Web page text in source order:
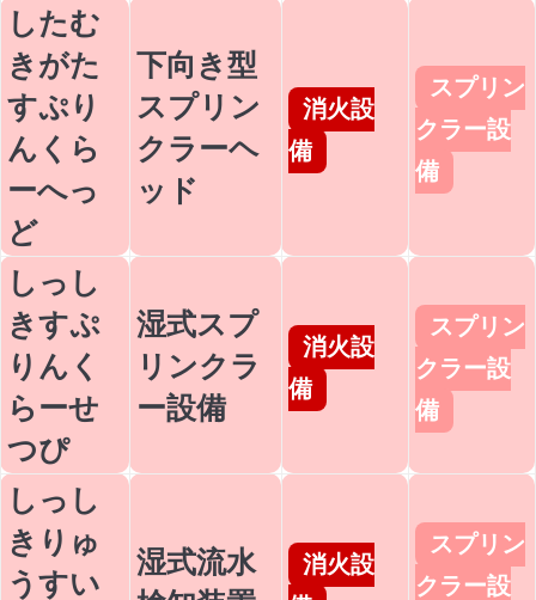
したむ
きがた
すぷり
んくら
ーへっ
ど
下向き型
スプリン
クラーヘ
ッド
消火設
備
スプリン
クラー設
備
しっし
きすぷ
りんく
らーせ
つぴ
湿式スプ
リンクラ
ー設備
消火設
備
スプリン
クラー設
備
しっし
きりゅ
うすい
湿式流水
消火設
スプリン
クラー設